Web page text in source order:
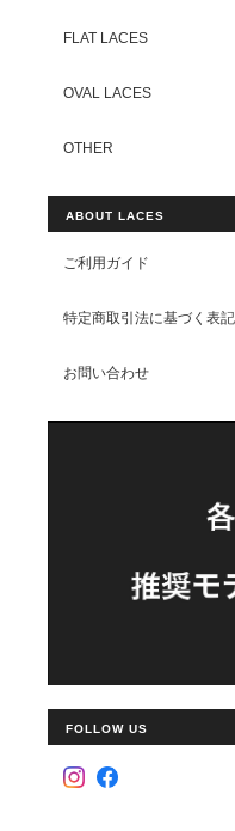
FLAT LACES
OVAL LACES
OTHER
ABOUT LACES
ご利用ガイド
特定商取引法に基づく表記
お問い合わせ
FOLLOW US